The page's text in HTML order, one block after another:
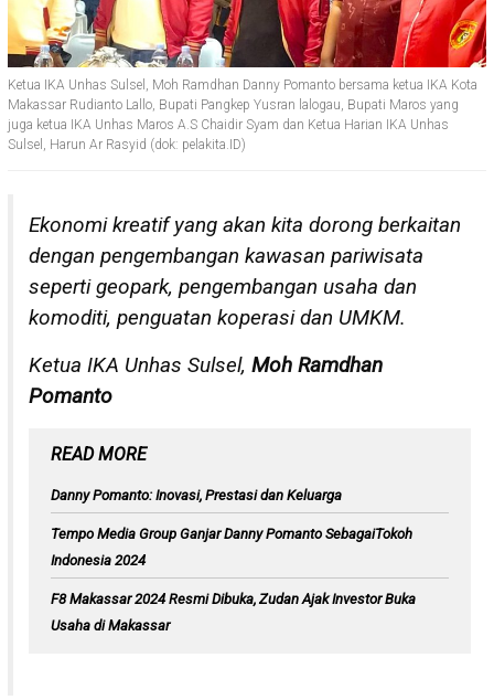
Ketua IKA Unhas Sulsel, Moh Ramdhan Danny Pomanto bersama ketua IKA Kota
Makassar Rudianto Lallo, Bupati Pangkep Yusran lalogau, Bupati Maros yang
juga ketua IKA Unhas Maros A.S Chaidir Syam dan Ketua Harian IKA Unhas
Sulsel, Harun Ar Rasyid (dok: pelakita.ID)
Ekonomi kreatif yang akan kita dorong berkaitan
dengan pengembangan kawasan pariwisata
seperti geopark, pengembangan usaha dan
komoditi, penguatan koperasi dan UMKM.
Ketua IKA Unhas Sulsel, Moh Ramdhan
Pomanto
READ MORE
Danny Pomanto: Inovasi, Prestasi dan Keluarga
Tempo Media Group Ganjar Danny Pomanto SebagaiTokoh
Indonesia 2024
F8 Makassar 2024 Resmi Dibuka, Zudan Ajak Investor Buka
Usaha di Makassar